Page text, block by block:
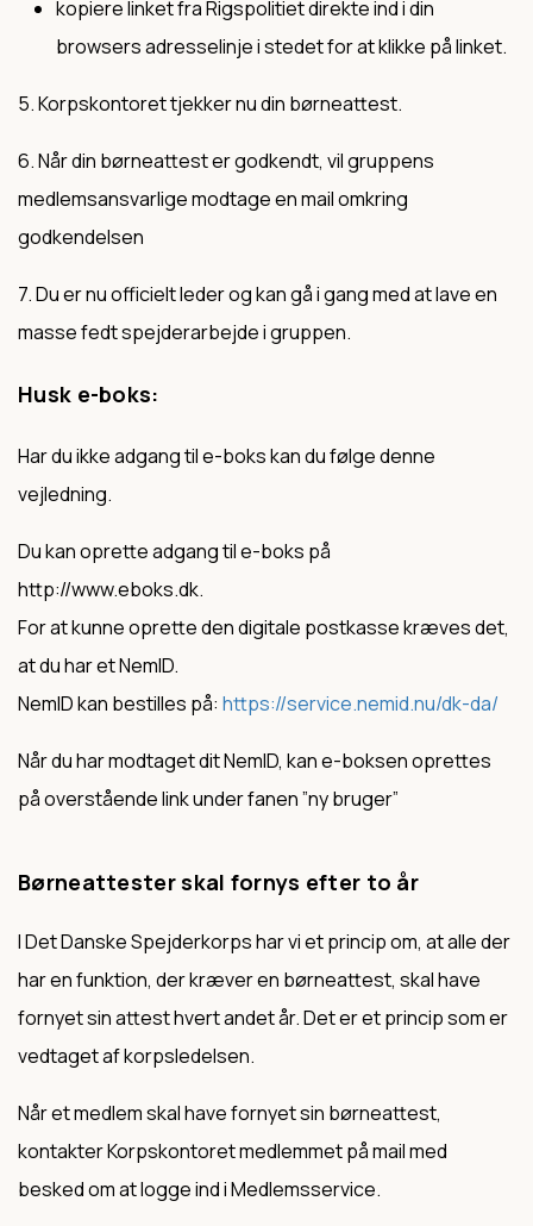
kopiere linket fra Rigspolitiet direkte ind i din
browsers adresselinje i stedet for at klikke på linket.
5. Korpskontoret tjekker nu din børneattest.
6. Når din børneattest er godkendt, vil gruppens
medlemsansvarlige modtage en mail omkring
godkendelsen
7. Du er nu officielt leder og kan gå i gang med at lave en
masse fedt spejderarbejde i gruppen.
Husk e-boks:
Har du ikke adgang til e-boks kan du følge denne
vejledning.
Du kan oprette adgang til e-boks på
http://www.eboks.dk.
For at kunne oprette den digitale postkasse kræves det,
at du har et NemID.
NemID kan bestilles på: https://service.nemid.nu/dk-da/
Når du har modtaget dit NemID, kan e-boksen oprettes
på overstående link under fanen ”ny bruger”
Børneattester skal fornys efter to år
I Det Danske Spejderkorps har vi et princip om, at alle der
har en funktion, der kræver en børneattest, skal have
fornyet sin attest hvert andet år. Det er et princip som er
vedtaget af korpsledelsen.
Når et medlem skal have fornyet sin børneattest,
kontakter Korpskontoret medlemmet på mail med
besked om at logge ind i Medlemsservice.